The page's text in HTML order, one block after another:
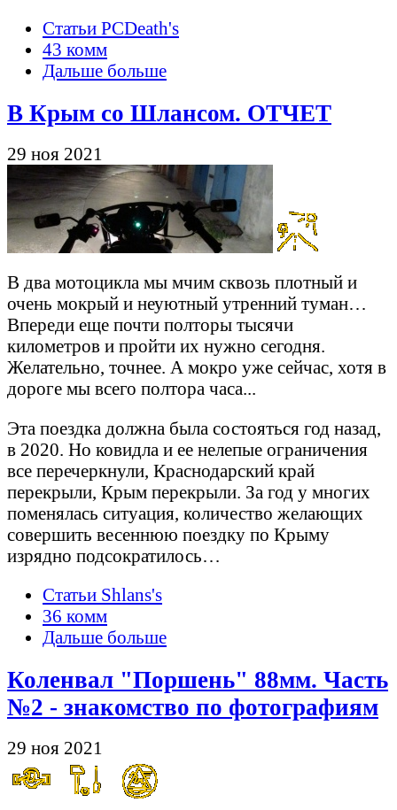
Статьи PCDeath's
43 комм
Дальше больше
В Крым со Шлансом. ОТЧЕТ
29 ноя 2021
В два мотоцикла мы мчим сквозь плотный и
очень мокрый и неуютный утренний туман…
Впереди еще почти полторы тысячи
километров и пройти их нужно сегодня.
Желательно, точнее. А мокро уже сейчас, хотя в
дороге мы всего полтора часа...
Эта поездка должна была состояться год назад,
в 2020. Но ковидла и ее нелепые ограничения
все перечеркнули, Краснодарский край
перекрыли, Крым перекрыли. За год у многих
поменялась ситуация, количество желающих
совершить весеннюю поездку по Крыму
изрядно подсократилось…
Статьи Shlans's
36 комм
Дальше больше
Коленвал "Поршень" 88мм. Часть
№2 - знакомство по фотографиям
29 ноя 2021